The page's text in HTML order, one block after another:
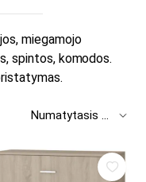
miegamojo
spintos, komodos.